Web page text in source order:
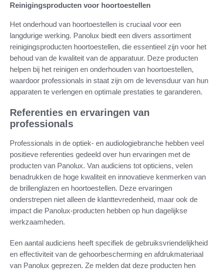
Reinigingsproducten voor hoortoestellen
Het onderhoud van hoortoestellen is cruciaal voor een
langdurige werking. Panolux biedt een divers assortiment
reinigingsproducten hoortoestellen, die essentieel zijn voor het
behoud van de kwaliteit van de apparatuur. Deze producten
helpen bij het reinigen en onderhouden van hoortoestellen,
waardoor professionals in staat zijn om de levensduur van hun
apparaten te verlengen en optimale prestaties te garanderen.
Referenties en ervaringen van
professionals
Professionals in de optiek- en audiologiebranche hebben veel
positieve referenties gedeeld over hun ervaringen met de
producten van Panolux. Van audiciens tot opticiens, velen
benadrukken de hoge kwaliteit en innovatieve kenmerken van
de brillenglazen en hoortoestellen. Deze ervaringen
onderstrepen niet alleen de klanttevredenheid, maar ook de
impact die Panolux-producten hebben op hun dagelijkse
werkzaamheden.
Een aantal audiciens heeft specifiek de gebruiksvriendelijkheid
en effectiviteit van de gehoorbescherming en afdrukmateriaal
van Panolux geprezen. Ze melden dat deze producten hen